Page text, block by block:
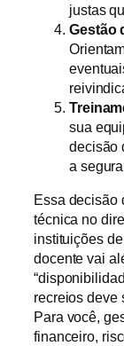
justas
Gestão
sua
decisão
a
Essa decisão
técnica no
instituições
docente vai
recreios deve
Para você,
financeiro,